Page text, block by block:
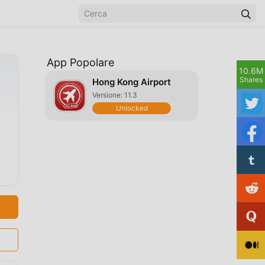
App Popolare
Hong Kong Airport
Versione: 11.3
Unlocked
10.6M
Shares